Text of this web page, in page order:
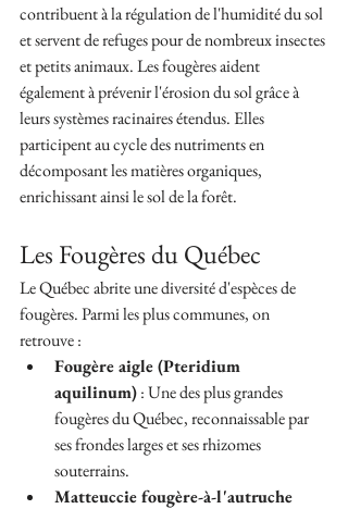
contribuent à la régulation de l'humidité du sol
et servent de refuges pour de nombreux insectes
et petits animaux. Les fougères aident
également à prévenir l'érosion du sol grâce à
leurs systèmes racinaires étendus. Elles
participent au cycle des nutriments en
décomposant les matières organiques,
enrichissant ainsi le sol de la forêt.
Les Fougères du Québec
Le Québec abrite une diversité d'espèces de
fougères. Parmi les plus communes, on
retrouve :
Fougère aigle (Pteridium
aquilinum) : Une des plus grandes
fougères du Québec, reconnaissable par
ses frondes larges et ses rhizomes
souterrains.
Matteuccie fougère-à-l'autruche